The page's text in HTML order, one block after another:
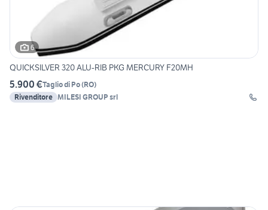
6
QUICKSILVER 320 ALU-RIB PKG MERCURY F20MH
5.900 €Taglio di Po(RO)
Rivenditore MILESI GROUP srl